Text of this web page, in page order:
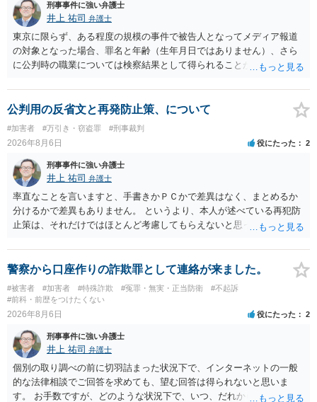
刑事事件に強い弁護士
井上 祐司 弁護士
東京に限らず、ある程度の規模の事件で被告人となってメディア報道
の対象となった場合、罪名と年齢（生年月日ではありません）、さら
に公判時の職業については検察結果として得られることが通常です。
公判用の反省文と再発防止策、について
#加害者 #万引き・窃盗罪 #刑事裁判
2026年8月6日 役にたった 2
刑事事件に強い弁護士
井上 祐司 弁護士
率直なことを言いますと、手書きかＰＣかで差異はなく、まとめるか
分けるかで差異もありません。 というより、本人が述べている再犯防
止策は、それだけではほとんど考慮してもらえないと思った方が良い
やカウンセリング・治療の内容 ・利用している再犯防止策（例えば保
護観察所と連携した職業支援の内容や具体的な就労・監督状況） ・監
督者の証言 など、証拠で担保された客観性と実現可能性があるもので
なければあまり意味がありません。 もともと執行猶予が狙える事案で
あれば本人の反省の言葉だけで十分であり、実刑となるか微妙な事案
いうのが実感です。
警察から口座作りの詐欺罪として連絡が来ました。
#被害者 #加害者 #特殊詐欺 #冤罪・無実・正当防衛
#不起訴
#前科・前歴をつけたくない
2026年8月6日 役にたった 2
刑事事件に強い弁護士
井上 祐司 弁護士
個別の取り調べの前に切羽詰まった状況下で、インターネットの一般
的な法律相談でご回答を求めても、望む回答は得られないと思いま
す。 お手数ですが、どのような状況下で、いつ、だれからどのような